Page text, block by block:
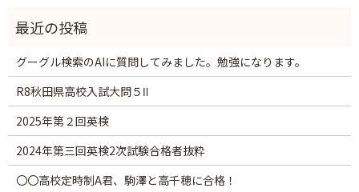
グーグル検索のAIに質問してみました。勉強になります。
R8秋田県高校入試大問５Ⅱ
2025年第２回英検
2024年第三回英検2次試験合格者抜粋
〇〇高校定時制A君、駒澤と高千穂に合格！